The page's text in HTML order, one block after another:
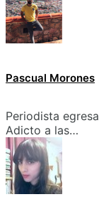
Pascual Morones
Periodista
Adicto a las…